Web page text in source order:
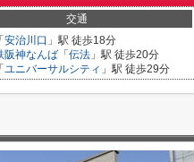
交通
「 安治川口 」駅 徒歩18分
阪神なんば 「 伝法 」駅 徒歩20分
「 ユニバーサルシティ 」駅 徒歩29分